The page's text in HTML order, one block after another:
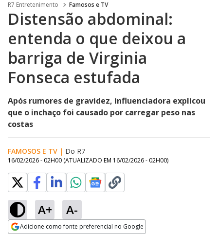
R7 Entretenimento Famosos e TV
Distensão abdominal:
entenda o que deixou a
barriga de Virginia
Fonseca estufada
Após rumores de gravidez, influenciadora explicou
que o inchaço foi causado por carregar peso nas
costas
FAMOSOS E TV | Do R7
16/02/2026 - 02H00 (ATUALIZADO EM 16/02/2026 - 02H00)
A+ A-
Adicione como fonte preferencial no Google